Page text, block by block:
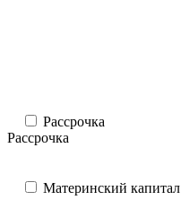
Рассрочка
Рассрочка
Материнский капитал